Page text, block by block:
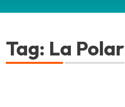
Tag: La Polar